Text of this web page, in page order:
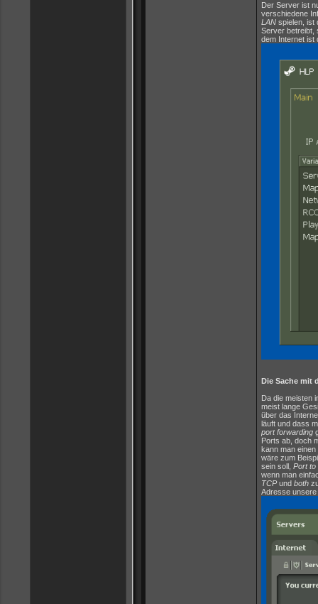
Der Server ist
verschiedene
LAN spielen, ist
Server betreibt,
dem Internet ist
Die Sache mit
Da die meisten
meist lange
über das
läuft und dass
port forwarding
Ports ab, doch
kann man
wäre zum
sein soll, Port to
wenn man
TCPund both
Adresse